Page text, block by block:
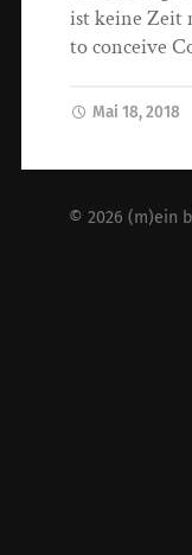
ist keine Zeit
to conceive
Mai 18, 2018
© 2026 (m)ein